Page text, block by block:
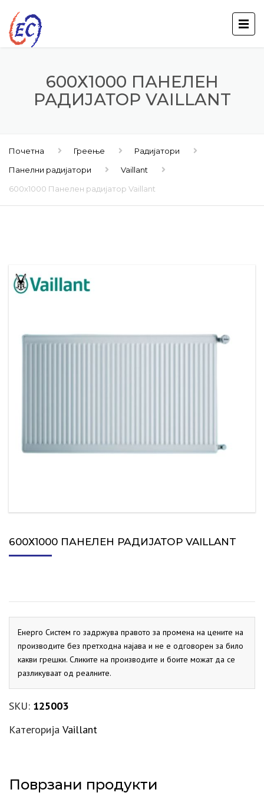
600Х1000 ПАНЕЛЕН
РАДИЈАТОР VAILLANT
Почетна Греење
Радијатори
Панелни радијатори
Vaillant
600х1000 Панелен радијатор Vaillant
600Х1000 ПАНЕЛЕН РАДИЈАТОР VAILLANT
Енерго Систем го задржува правото за промена на цените на
производите без претходна најава и не е одговорен за било
какви грешки. Сликите на производите и боите можат да се
разликуваат од реалните.
SKU: 125003
Категорија Vaillant
Поврзани продукти